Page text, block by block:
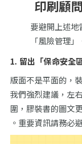
印刷顧
要避開上述地
「風險管理
1. 留出「保命安全區
版面不是平面的，
我們強烈建議，左
圍，膠裝書的圖文
。重要資訊請務必